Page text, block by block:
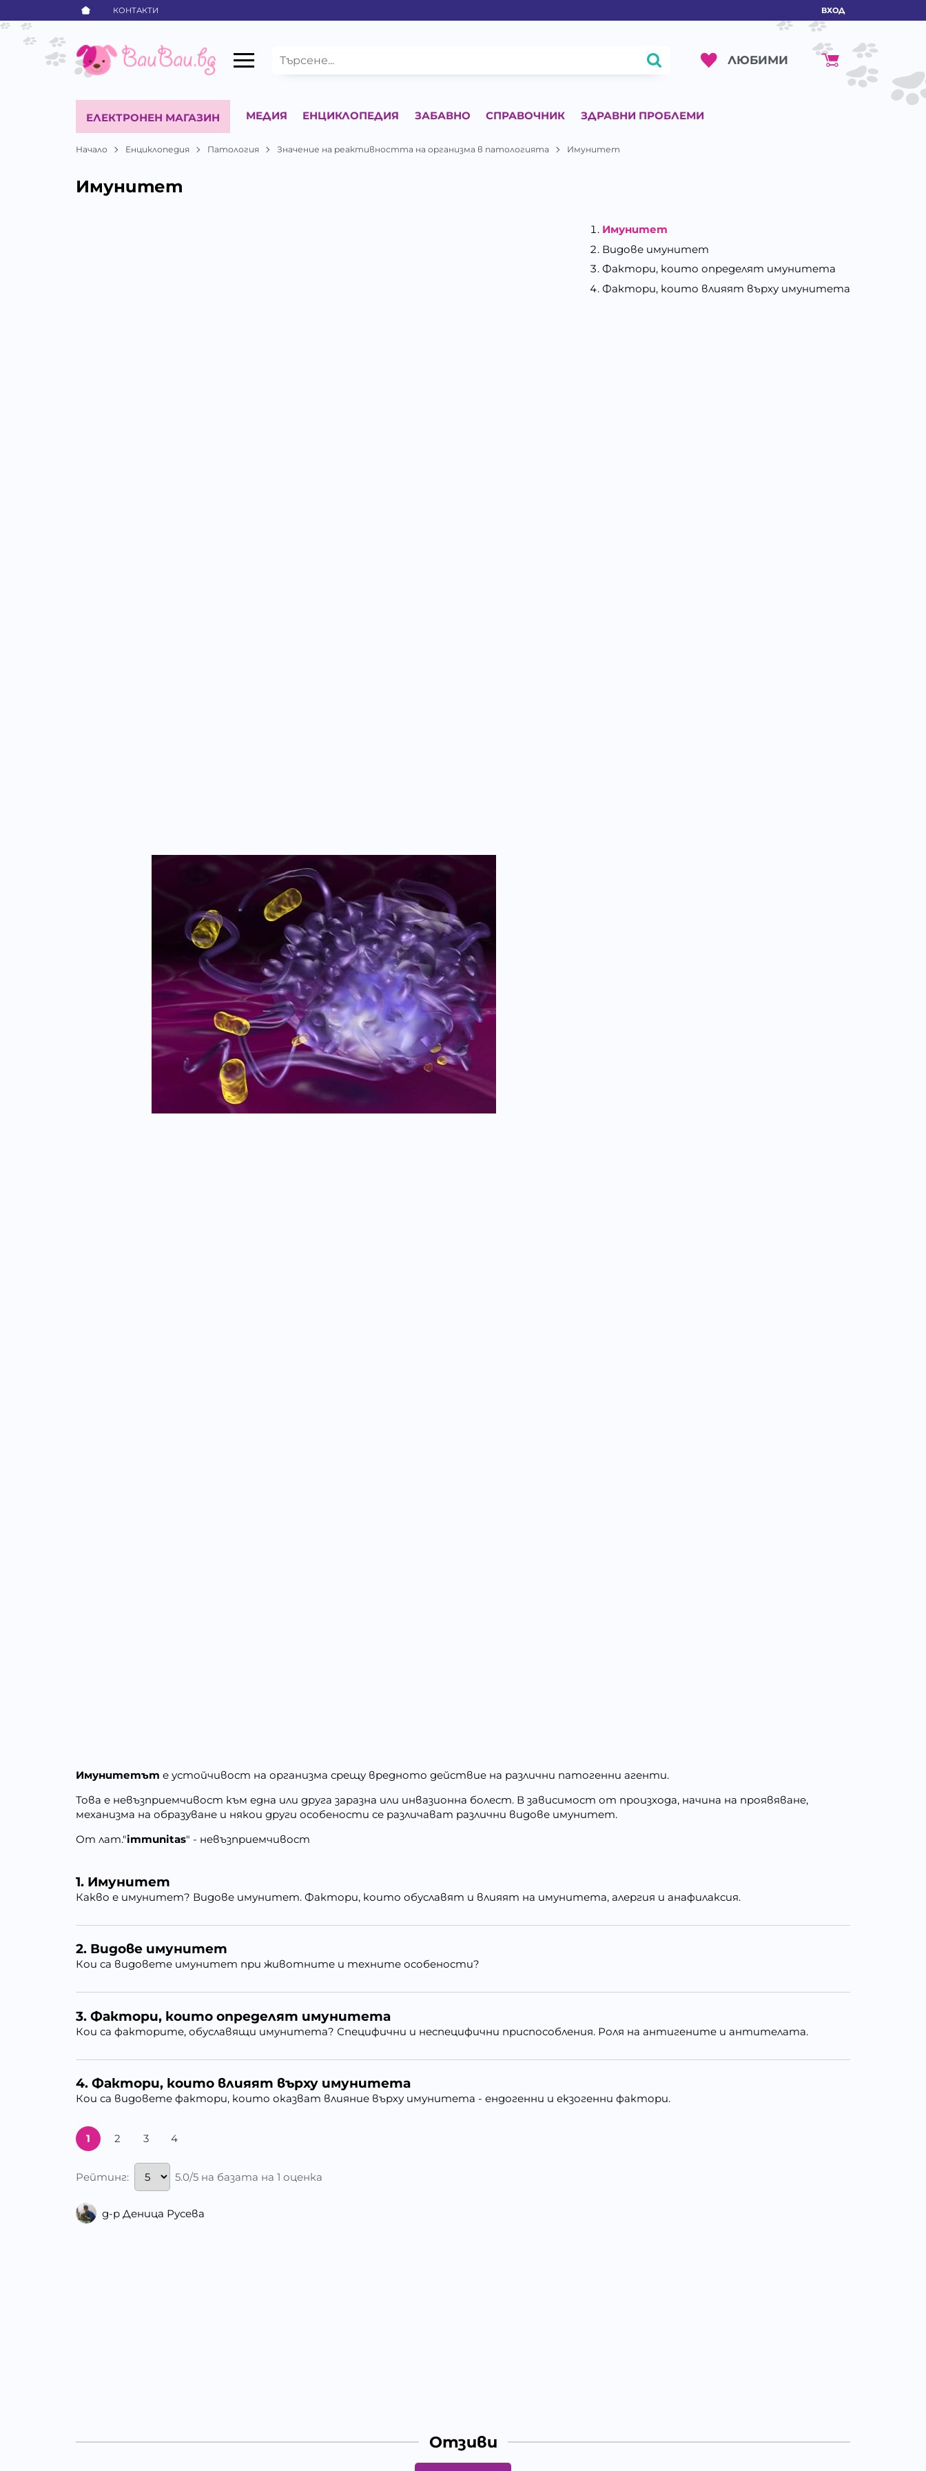
КОНТАКТИ ВХОД
ЛЮБИМИ
ЕЛЕКТРОНЕН МАГАЗИН МЕДИЯ ЕНЦИКЛОПЕДИЯ ЗАБАВНО СПРАВОЧНИК ЗДРАВНИ ПРОБЛЕМИ
Начало Енциклопедия Патология Значение на реактивността на организма в патологията Имунитет
Имунитет
Имунитет
Видове имунитет
Фактори, които определят имунитета
Фактори, които влияят върху имунитета
Имунитетът е устойчивост на организма срещу вредното действие на различни патогенни агенти.
Това е невъзприемчивост към една или друга заразна или инвазионна болест. В зависимост от произхода, начина на проявяване,
механизма на образуване и някои други особености се различават различни видове имунитет.
От лат."immunitas" - невъзприемчивост
1. Имунитет
Какво е имунитет? Видове имунитет. Фактори, които обуславят и влияят на имунитета, алергия и анафилаксия.
2. Видове имунитет
Кои са видовете имунитет при животните и техните особености?
3.Фактори, които определят имунитета
Кои са факторите, обуславящи имунитета? Специфични и неспецифични приспособления. Роля на антигените и антителата.
4.Фактори, които влияят върху имунитета
Кои са видовете фактори, които оказват влияние върху имунитета - ендогенни и екзогенни фактори.
1 2 3 4
Рейтинг: 5.0/5 на базата на 1 оценка
д-р Деница Русева
Отзиви